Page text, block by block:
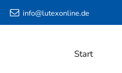
info@lutexonline.de
Start